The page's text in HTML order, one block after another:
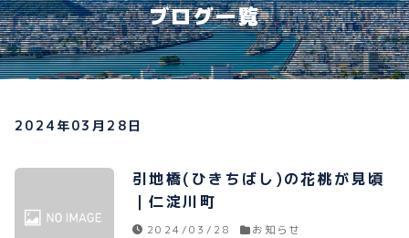
PLAN
観光プラン
ブログ
ブログ一覧
2024年03月28日
引地橋(ひきちばし)の花桃が見頃
｜仁淀川町
2024/03/28 お知らせ